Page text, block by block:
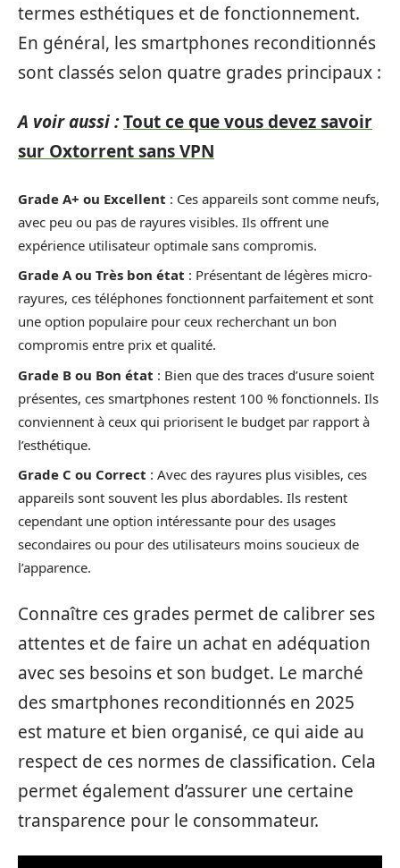
termes esthétiques et de fonctionnement.
En général, les smartphones reconditionnés
sont classés selon quatre grades principaux :
A voir aussi :Tout ce que vous devez savoir
sur Oxtorrent sans VPN
Grade A+ ou Excellent : Ces appareils sont comme neufs,
avec peu ou pas de rayures visibles. Ils offrent une
expérience utilisateur optimale sans compromis.
Grade A ou Très bon état : Présentant de légères micro-
rayures, ces téléphones fonctionnent parfaitement et sont
une option populaire pour ceux recherchant un bon
compromis entre prix et qualité.
Grade B ou Bon état : Bien que des traces d’usure soient
présentes, ces smartphones restent 100 % fonctionnels. Ils
conviennent à ceux qui priorisent le budget par rapport à
l’esthétique.
Grade C ou Correct : Avec des rayures plus visibles, ces
appareils sont souvent les plus abordables. Ils restent
cependant une option intéressante pour des usages
secondaires ou pour des utilisateurs moins soucieux de
l’apparence.
Connaître ces grades permet de calibrer ses
attentes et de faire un achat en adéquation
avec ses besoins et son budget. Le marché
des smartphones reconditionnés en 2025
est mature et bien organisé, ce qui aide au
respect de ces normes de classification. Cela
permet également d’assurer une certaine
transparence pour le consommateur.